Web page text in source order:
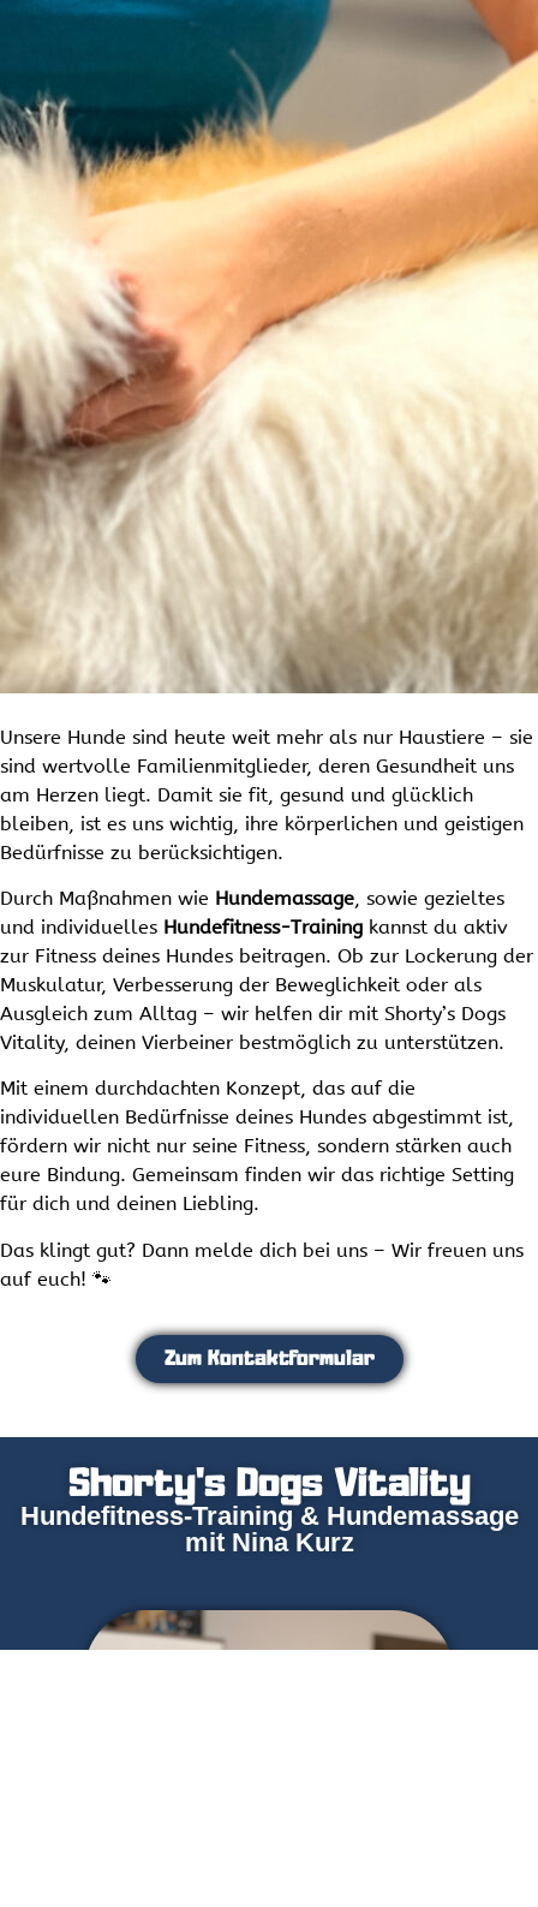
Unsere Hunde sind heute weit mehr als nur Haustiere – sie
sind wertvolle Familienmitglieder, deren Gesundheit uns
am Herzen liegt. Damit sie fit, gesund und glücklich
bleiben, ist es uns wichtig, ihre körperlichen und geistigen
Bedürfnisse zu berücksichtigen.
Durch Maßnahmen wie Hundemassage, sowie gezieltes
und individuelles Hundefitness-Training kannst du aktiv
zur Fitness deines Hundes beitragen. Ob zur Lockerung der
Muskulatur, Verbesserung der Beweglichkeit oder als
Ausgleich zum Alltag – wir helfen dir mit Shorty’s Dogs
Vitality, deinen Vierbeiner bestmöglich zu unterstützen.
Mit einem durchdachten Konzept, das auf die
individuellen Bedürfnisse deines Hundes abgestimmt ist,
fördern wir nicht nur seine Fitness, sondern stärken auch
eure Bindung. Gemeinsam finden wir das richtige Setting
für dich und deinen Liebling.
Das klingt gut? Dann melde dich bei uns – Wir freuen uns
auf euch! 🐾
Zum Kontaktformular
Shorty's Dogs Vitality
Hundefitness-Training & Hundemassage
mit Nina Kurz